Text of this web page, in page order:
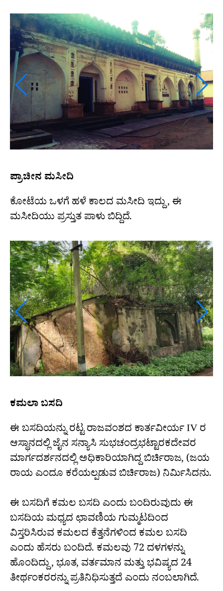
ಪ್ರಾಚೀನ ಮಸೀದಿ
ಕೋಟೆಯ ಒಳಗೆ ಹಳೆ ಕಾಲದ ಮಸೀದಿ ಇದ್ದು , ಈ
ಮಸೀದಿಯು ಪ್ರಸ್ತುತ ಪಾಳು ಬಿದ್ದಿದೆ.
ಕಮಲಾ ಬಸದಿ
ಈ ಬಸದಿಯನ್ನು ರಟ್ಟ ರಾಜವಂಶದ ಕಾರ್ತವೀರ್ಯ IV ರ
ಆಸ್ಥಾನದಲ್ಲಿ ಜೈನ ಸನ್ಯಾಸಿ ಸುಭಚಂದ್ರಭಟ್ಟಾರಕದೇವರ
ಮಾರ್ಗದರ್ಶನದಲ್ಲಿ ಅಧಿಕಾರಿಯಾಗಿದ್ದ ಬಿರ್ಚಿರಾಜ, (ಜಯ
ರಾಯ ಎಂದೂ ಕರೆಯಲ್ಪಡುವ ಬಿರ್ಚಿರಾಜ) ನಿರ್ಮಿಸಿದನು.
ಈ ಬಸದಿಗೆ ಕಮಲ ಬಸದಿ ಎಂದು ಬಂದಿರುವುದು ಈ
ಬಸದಿಯ ಮಧ್ಯದ ಛಾವಣಿಯ ಗುಮ್ಮಟದಿಂದ
ವಿಸ್ತರಿಸಿರುವ ಕಮಲದ ಕೆತ್ತನೆಗಳಿಂದ ಕಮಲ ಬಸದಿ
ಎಂದು ಹೆಸರು ಬಂದಿದೆ. ಕಮಲವು 72 ದಳಗಳನ್ನು
ಹೊಂದಿದ್ದು, ಭೂತ, ವರ್ತಮಾನ ಮತ್ತು ಭವಿಷ್ಯದ 24
ತೀರ್ಥಂಕರರನ್ನು ಪ್ರತಿನಿಧಿಸುತ್ತದೆ ಎಂದು ನಂಬಲಾಗಿದೆ.